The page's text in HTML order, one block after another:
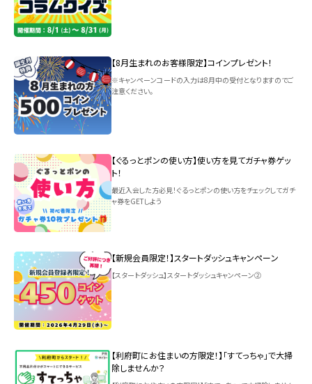
【8月生まれのお客様限定】コインプレゼント！
※キャンペーンコードの入力は8月中の受付となりますのでご
注意ください。
【ぐるっとポンの使い方】使い方を見てガチャ券ゲッ
ト！
最近入会した方必見！ぐるっとポンの使い方をチェックしてガチ
ャ券をGETしよう
【新規会員限定！】スタートダッシュキャンペーン
【スタートダッシュ】スタートダッシュキャンペーン②
【利府町にお住まいの方限定！】「すてっちゃ」で大掃
除しませんか？